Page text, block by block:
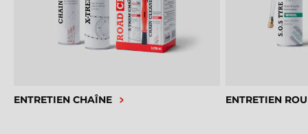
ENTRETIEN CHAÎNE ENTRETIEN